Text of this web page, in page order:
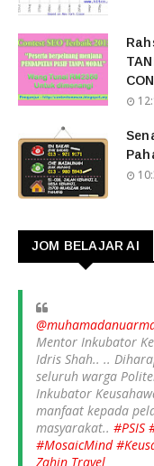
JOM BELAJAR AI
Mentor Inkubator
Idris Shah.. ..
seluruh warga
Inkubator
manfaat kepada
masyarakat.. #PSIS
#MosaicMind
Zahin Travel